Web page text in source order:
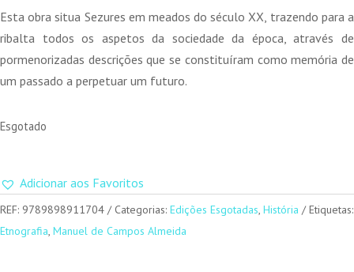
original
era:
20,00 €.
atual
é:
18,00 €.
Esta obra situa Sezures em meados do século XX, trazendo para a
ribalta todos os aspetos da sociedade da época, através de
pormenorizadas descrições que se constituíram como memória de
um passado a perpetuar um futuro.
Esgotado
Adicionar aos Favoritos
REF: 9789898911704 Categorias: Edições Esgotadas, História
Etiquetas:
Etnografia, Manuel de Campos Almeida